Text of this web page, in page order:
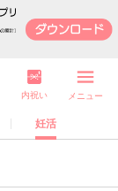
妊活
内祝い メニュー